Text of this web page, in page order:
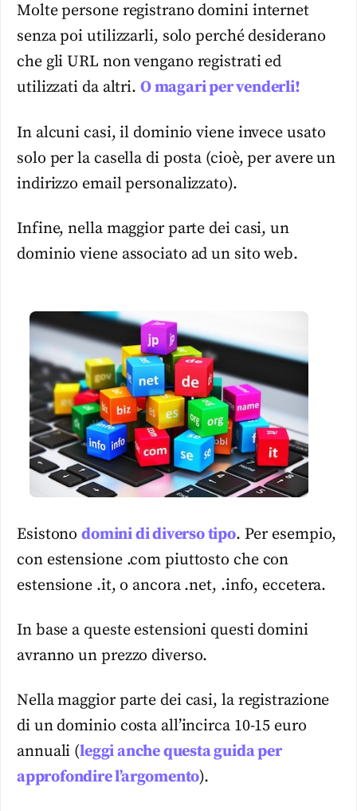
Molte persone registrano domini internet
senza poi utilizzarli, solo perché desiderano
che gli URL non vengano registrati ed
utilizzati da altri. O magari per venderli!
In alcuni casi, il dominio viene invece usato
solo per la casella di posta (cioè, per avere un
indirizzo email personalizzato).
Infine, nella maggior parte dei casi, un
dominio viene associato ad un sito web.
Esistonodomini di diverso tipo. Per esempio,
con estensione .com piuttosto che con
estensione .it, o ancora .net, .info, eccetera.
In base a queste estensioni questi domini
avranno un prezzo diverso.
Nella maggior parte dei casi, la registrazione
di un dominio costa all’incirca 10-15 euro
annuali (leggi anche questa guida per
approfondire l’argomento).